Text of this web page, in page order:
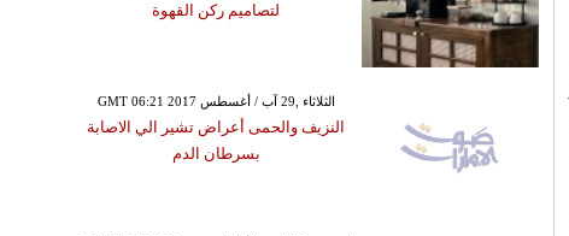
لتصاميم ركن القهوة
GMT 06:21 2017 الثلاثاء ,29 آب / أغسطس
النزيف والحمى أعراض تشير الي الاصابة
بسرطان الدم